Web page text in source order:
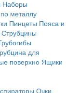
Наборы
металлу
Пинцеты Пояса и
Струбцины
для
поверхно Ящики
Очки